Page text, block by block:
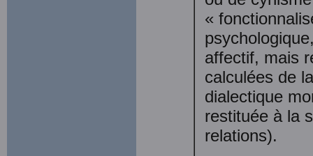
«
affectif, mais
calculées de
dialectique
restituée à la
relations).